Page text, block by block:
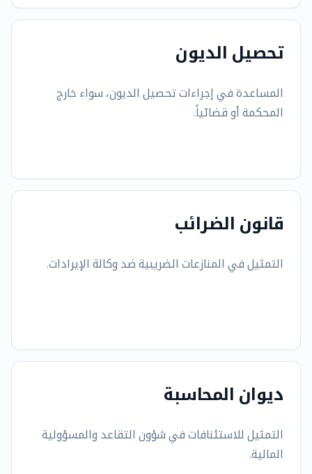
تحصيل الديون
المساعدة في إجراءات تحصيل الديون، سواء خارج
المحكمة أو قضائياً.
قانون الضرائب
التمثيل في المنازعات الضريبية ضد وكالة الإيرادات.
ديوان المحاسبة
التمثيل للاستئنافات في شؤون التقاعد والمسؤولية
المالية.